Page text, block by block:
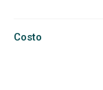
Costo